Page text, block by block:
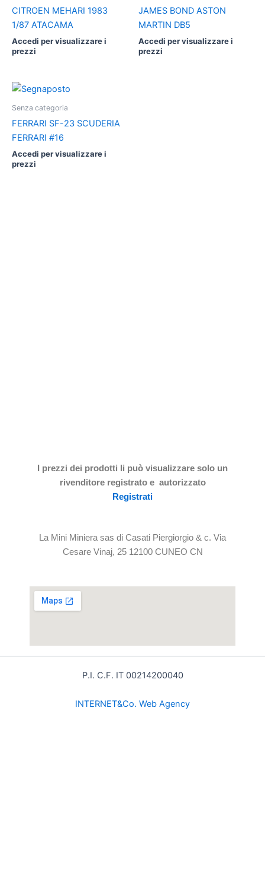
CITROEN MEHARI 1983
1/87 ATACAMA
Accedi per visualizzare i
prezzi
JAMES BOND ASTON
MARTIN DB5
Accedi per visualizzare i
prezzi
Senza categoria
FERRARI SF-23 SCUDERIA
FERRARI #16
Accedi per visualizzare i
prezzi
I prezzi dei prodotti li può visualizzare solo un
rivenditore registrato e autorizzato
Registrati
La Mini Miniera sas di Casati Piergiorgio & c. Via
Cesare Vinaj, 25 12100 CUNEO CN
P.I. C.F. IT 00214200040
INTERNET&Co. Web Agency